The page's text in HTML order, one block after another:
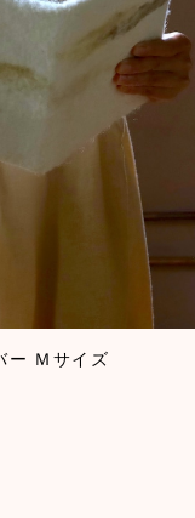
Ｍサイズ